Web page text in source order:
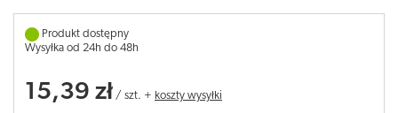
Produkt dostępny
Wysyłka od 24h do 48h
15,39 zł / szt. + koszty wysyłki